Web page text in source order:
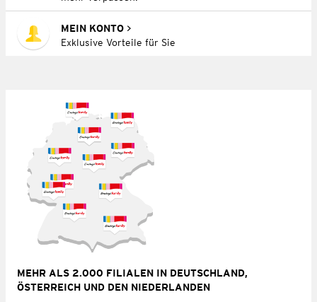
MEIN KONTO
Exklusive Vorteile für Sie
MEHR ALS 2.000 FILIALEN IN DEUTSCHLAND,
ÖSTERREICH UND DEN NIEDERLANDEN